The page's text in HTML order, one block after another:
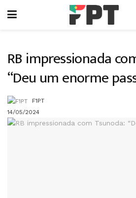
RB impressionada
“Deu um enorme
F1PT
14/05/2024